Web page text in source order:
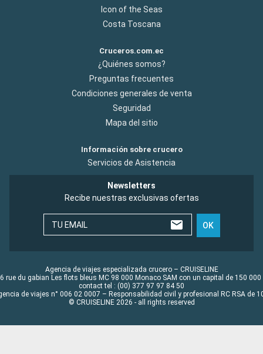
Icon of the Seas
Costa Toscana
Cruceros.com.ec
¿Quiénes somos?
Preguntas frecuentes
Condiciones generales de venta
Seguridad
Mapa del sitio
Información sobre crucero
Servicios de Asistencia
Newsletters
Recibe nuestras exclusivas ofertas
TU EMAIL OK
Agencia de viajes especializada crucero – CRUISELINE
rue du gabian Les flots bleus MC 98 000 Monaco SAM con un capital de 150 000
contact tel : (00) 377 97 97 84 50
de viajes n° 006 02 0007 – Responsabilidad civil y profesional RC RSA de
© CRUISELINE 2026 - all rights reserved